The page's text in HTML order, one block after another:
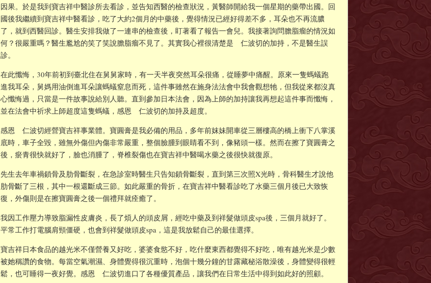
因果。於是我到寶吉祥中醫診所去看診，並告知西醫的檢查狀況，黃醫師開給我一個星期的藥帶出國。回
國後我繼續到寶吉祥中醫看診，吃了大約2個月的中藥後，覺得情況已經好得差不多，耳朵也不再流膿
了，就到西醫回診。醫生安排我做了一連串的檢查後，盯著看了報告一會兒。我接著詢問膽脂瘤的情況如
何？很嚴重嗎？醫生尷尬的笑了笑說膽脂瘤不見了。其實我心裡很清楚是 仁波切的加持，不是醫生誤
診。
在此懺悔，30年前初到臺北住在舅舅家時，有一天半夜突然耳朵很痛，從睡夢中痛醒。原來一隻螞蟻跑
進我耳朵，舅媽用油倒進耳朵讓螞蟻窒息而死，這件事雖然在施身法法會中我會觀想牠，但我從來都沒真
心懺悔過，只當是一件故事說給別人聽。直到參加日本法會，因為上師的加持讓我再想起這件事而懺悔，
並在法會中祈求上師超度這隻螞蟻，感恩 仁波切的加持及超度。
感恩 仁波切經營寶吉祥事業體。寶圓膏是我必備的用品，多年前妺妹開車從三層樓高的橋上衝下八掌溪
底時，車子全毀，雖無外傷但內傷非常嚴重，整個臉腫到眼睛看不到，像豬頭一樣。然而在擦了寶圓膏之
後，瘀青很快就好了，臉也消腫了，脊椎裂傷也在寶吉祥中醫喝水藥之後很快就復原。
先生去年車禍鎖骨及肋骨斷裂，在急診室時醫生只告知鎖骨斷裂，直到第三次照X光時，骨科醫生才說他
肋骨斷了三根，其中一根還斷成三節。如此嚴重的骨折，在寶吉祥中醫看診吃了水藥三個月後已大致恢
復，外傷則是在擦寶圓膏之後一個禮拜就痊癒了。
我因工作壓力導致脂漏性皮膚炎，長了煩人的頭皮屑，經吃中藥及到祥髮做頭皮spa後，三個月就好了。
平常工作打電腦肩頸僵硬，也會到祥髮做頭皮spa，這是我放鬆自己的最佳選擇。
寶吉祥日本食品的越光米不僅營養又好吃，婆婆食慾不好，吃什麼東西都覺得不好吃，唯有越光米是少數
被她稱讚的食物。每當空氣潮濕、身體覺得很沉重時，泡個十幾分鐘的甘露藏秘浴散澡後，身體變得很輕
鬆，也可睡得一夜好覺。感恩 仁波切進口了各種優質產品，讓我們在日常生活中得到如此好的照顧。